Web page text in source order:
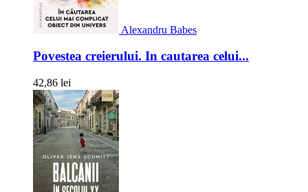
Alexandru Babes
Povestea creierului. In cautarea celui...
42,86 lei